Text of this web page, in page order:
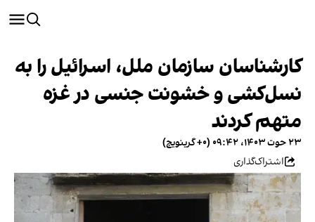
کارشناسان سازمان ملل، اسرائیل را به
نسل‌کشی و خشونت جنسی در غزه
متهم کردند
۲۳ حوت ۱۴۰۳، ۰۹:۴۲ (‎+۰ گرینویچ)
اشتراک‌گذاری